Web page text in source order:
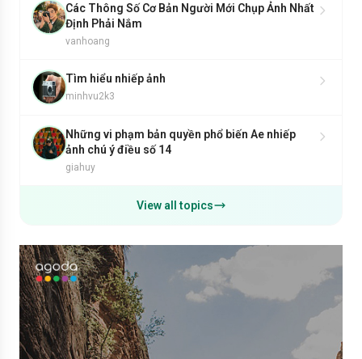
Các Thông Số Cơ Bản Người Mới Chụp Ảnh Nhất
Định Phải Nắm
vanhoang
Tìm hiểu nhiếp ảnh
minhvu2k3
Những vi phạm bản quyền phổ biến Ae nhiếp
ảnh chú ý điều số 14
giahuy
View all topics